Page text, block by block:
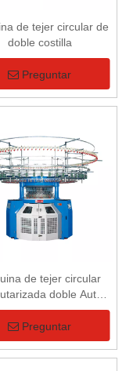
de tejer circular de
doble costilla
Preguntar
de tejer circular
doble Auto-
striper
Preguntar